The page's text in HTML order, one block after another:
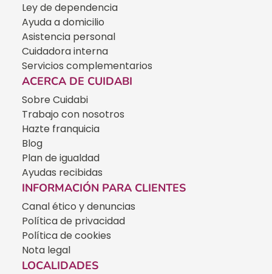
Ley de dependencia
Ayuda a domicilio
Asistencia personal
Cuidadora interna
Servicios complementarios
ACERCA DE CUIDABI
Sobre Cuidabi
Trabajo con nosotros
Hazte franquicia
Blog
Plan de igualdad
Ayudas recibidas
INFORMACIÓN PARA CLIENTES
Canal ético y denuncias
Política de privacidad
Política de cookies
Nota legal
LOCALIDADES